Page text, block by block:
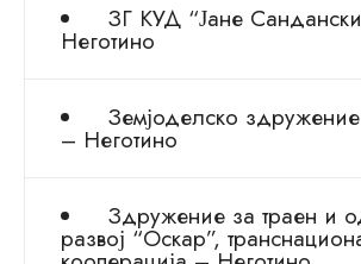
ЗГ КУД “Јане
Неготино
Земјоделско
– Неготино
Здружение за траен и
развој “Оскар”,